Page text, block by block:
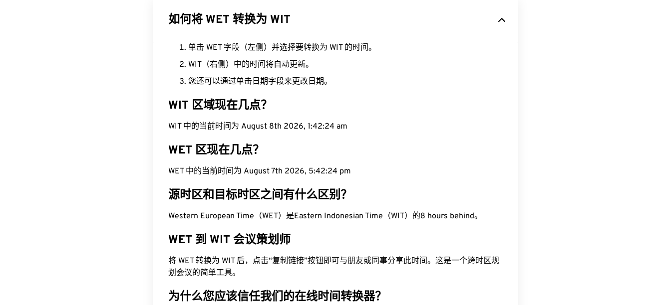
如何将 WET 转换为 WIT
单击 WET 字段（左侧）并选择要转换为 WIT 的时间。
WIT（右侧）中的时间将自动更新。
您还可以通过单击日期字段来更改日期。
WIT 区域现在几点？
WIT 中的当前时间为 August 8th 2026, 1:42:25 am
WET 区现在几点？
WET 中的当前时间为 August 7th 2026, 5:42:25 pm
源时区和目标时区之间有什么区别？
Western European Time（WET）是Eastern Indonesian Time（WIT）的8 hours behind。
WET 到 WIT 会议策划师
将 WET 转换为 WIT 后，点击“复制链接”按钮即可与朋友或同事分享此时间。这是一个跨时区规
划会议的简单工具。
为什么您应该信任我们的在线时间转换器？